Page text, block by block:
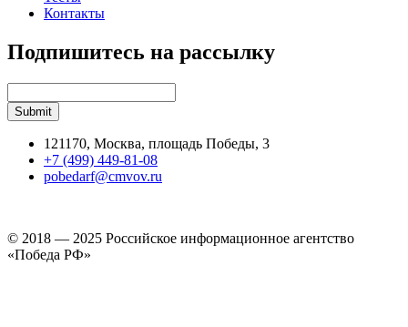
Контакты
Подпишитесь на рассылку
121170, Москва, площадь Победы, 3
+7 (499) 449-81-08
pobedarf@cmvov.ru
© 2018 — 2025 Российское информационное агентство
«Победа РФ»